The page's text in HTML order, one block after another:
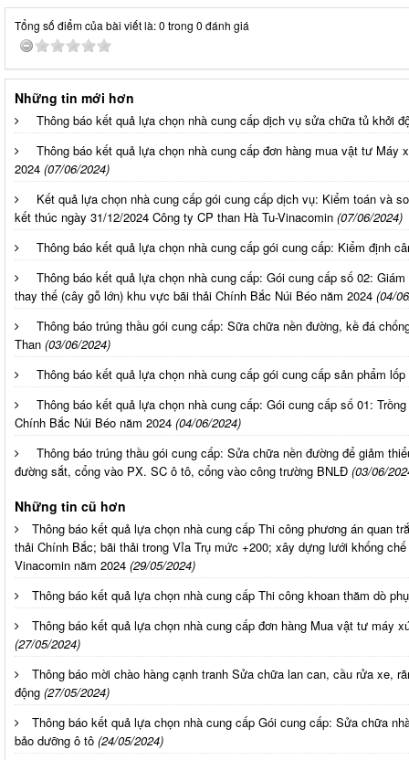
Tổng số điểm của bài viết là: 0 trong 0 đánh giá
Những tin mới hơn
Thông báo kết quả lựa chọn nhà cung cấp dịch vụ sửa chữa tủ khởi
Thông báo kết quả lựa chọn nhà cung cấp đơn hàng mua vật tư
2024 (07/06/2024)
Kết quả lựa chọn nhà cung cấp gói cung cấp dịch vụ: Kiểm toán và
kết thúc ngày 31/12/2024 Công ty CP than Hà Tu-Vinacomin (07/06/2024)
Thông báo kết quả lựa chọn nhà cung cấp gói cung cấp: Kiểm định
Thông báo kết quả lựa chọn nhà cung cấp: Gói cung cấp số 02:
thay thế (cây gỗ lớn) khu vực bãi thải Chính Bắc Núi Béo năm 2024 (04/
Thông báo trúng thầu gói cung cấp: Sữa chữa nền đường, kề đá
Than (03/06/2024)
Thông báo kết quả lựa chọn nhà cung cấp gói cung cấp sản phẩm
Thông báo kết quả lựa chọn nhà cung cấp: Gói cung cấp số 01:
Chính Bắc Núi Béo năm 2024 (04/06/2024)
Thông báo trúng thầu gói cung cấp: Sửa chữa nền đường để giảm
đường sắt, cổng vào PX. SC ô tô, cổng vào công trường BNLĐ (03/06/
Những tin cũ hơn
Thông báo kết quả lựa chọn nhà cung cấp Thi công phương án quan
thải Chính Bắc; bãi thải trong Vỉa Trụ mức +200; xây dựng lưới khống
Vinacomin năm 2024 (29/05/2024)
Thông báo kết quả lựa chọn nhà cung cấp Thi công khoan thăm dò
Thông báo kết quả lựa chọn nhà cung cấp đơn hàng Mua vật tư máy
(27/05/2024)
Thông báo mời chào hàng cạnh tranh Sửa chữa lan can, cầu rửa xe,
động (27/05/2024)
Thông báo kết quả lựa chọn nhà cung cấp Gói cung cấp: Sửa chữa
bảo dưỡng ô tô (24/05/2024)